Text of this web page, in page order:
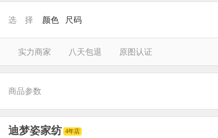
选 择 颜色 尺码
实力商家 八天包退 原图认证
商品参数
迪梦姿家纺 4年店